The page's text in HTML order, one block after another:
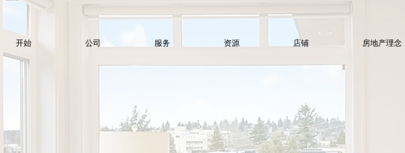
开始 公司 服务 资源 店铺 房地产理念